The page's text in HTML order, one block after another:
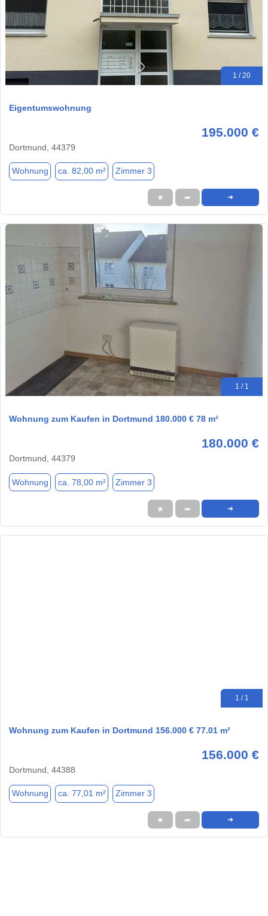
1 / 20
Eigentumswohnung
195.000 €
Dortmund, 44379
Wohnung ca. 82,00 m² Zimmer 3
★ ➦ ➜
1 / 1
Wohnung zum Kaufen in Dortmund 180.000 € 78 m²
180.000 €
Dortmund, 44379
Wohnung ca. 78,00 m² Zimmer 3
★ ➦ ➜
1 / 1
Wohnung zum Kaufen in Dortmund 156.000 € 77.01 m²
156.000 €
Dortmund, 44388
Wohnung ca. 77,01 m² Zimmer 3
★ ➦ ➜